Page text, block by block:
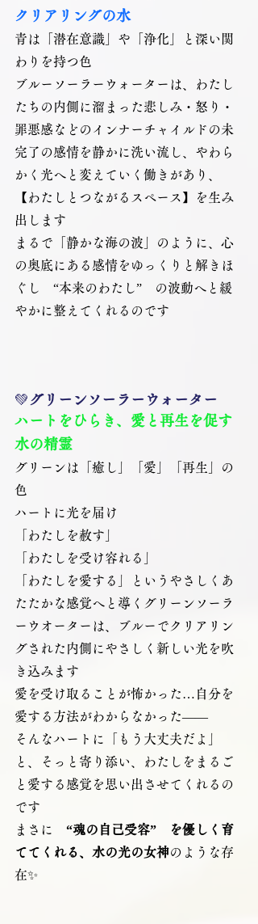
クリアリングの水
青は「潜在意識」や「浄化」と深い関
わりを持つ色
ブルーソーラーウォーターは、わたし
たちの内側に溜まった悲しみ・怒り・
罪悪感などのインナーチャイルドの未
完了の感情を静かに洗い流し、やわら
かく光へと変えていく働きがあり、
【わたしとつながるスペース】を生み
出します
まるで「静かな海の波」のように、心
の奥底にある感情をゆっくりと解きほ
ぐし　“本来のわたし”　の波動へと緩
やかに整えてくれるのです
💚 グリーンソーラーウォーター
ハートをひらき、愛と再生を促す
水の精霊
グリーンは「癒し」「愛」「再生」の
色
ハートに光を届け
「わたしを赦す」
「わたしを受け容れる」
「わたしを愛する」というやさしくあ
たたかな感覚へと導くグリーンソーラ
ーウオーターは、ブルーでクリアリン
グされた内側にやさしく新しい光を吹
き込みます
愛を受け取ることが怖かった…自分を
愛する方法がわからなかった――
そんなハートに「もう大丈夫だよ」
と、そっと寄り添い、わたしをまるご
と愛する感覚を思い出させてくれるの
です
まさに “魂の自己受容”　を優しく育
ててくれる、水の光の女神のような存
在✨